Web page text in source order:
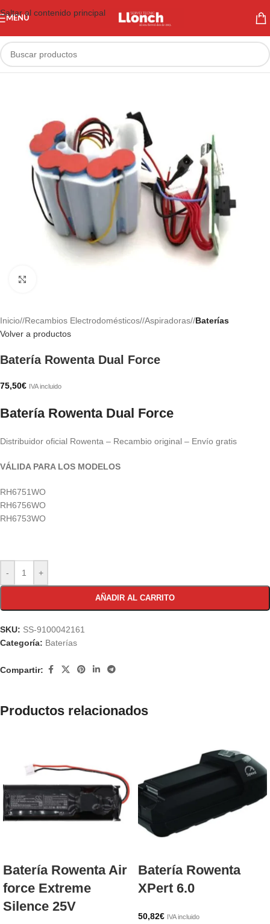
Saltar al contenido principal
MENÚ
Inicio/ Recambios Electrodomésticos/ Aspiradoras/ Baterías
Volver a productos
Batería Rowenta Dual Force
75,50€ IVA incluido
Batería Rowenta Dual Force
Distribuidor oficial Rowenta – Recambio original – Envío gratis
VÁLIDA PARA LOS MODELOS
RH6751WO
RH6756WO
RH6753WO
- +
AÑADIR AL CARRITO
SKU: SS-9100042161
Categoría: Baterías
Compartir:
Productos relacionados
Batería Rowenta Air
force Extreme
Silence 25V
Batería Rowenta
XPert 6.0
50,82€ IVA incluido